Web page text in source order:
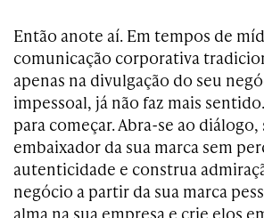
Então anote aí. Em tempos de
comunicação corporativa
apenas na divulgação do seu
impessoal, já não faz mais
para começar. Abra-se ao diálogo,
embaixador da sua marca sem
autenticidade e construa
negócio a partir da sua marca
alma na sua empresa e crie elos